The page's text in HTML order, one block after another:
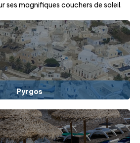
ses magnifiques couchers de soleil.
Pyrgos